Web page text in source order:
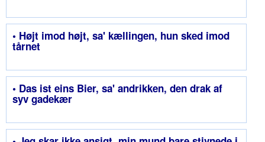
• Højt imod højt, sa' kællingen, hun sked imod
tårnet
• Das ist eins Bier, sa' andrikken, den drak af
syv gadekær